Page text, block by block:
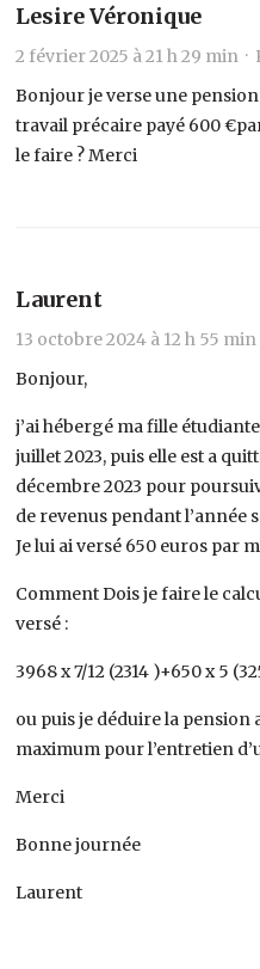
Lesire Véronique
2 février 2025 à 21 h 29 min ·
Bonjour je verse une
travail précaire payé 600
le faire ? Merci
Laurent
13 octobre 2024 à 12 h 55 min
Bonjour,
j’ai hébergé ma fille
juillet 2023, puis elle est a
décembre 2023 pour
de revenus pendant l’année
Je lui ai versé 650 euros par
Comment Dois je faire le
versé :
3968 x 7/12 (2314 )+650 x 5
ou puis je déduire la
maximum pour l’entretien
Merci
Bonne journée
Laurent